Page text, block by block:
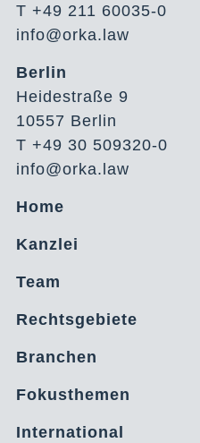
T +49 211 60035-0
info@orka.law
Berlin
Heidestraße 9
10557 Berlin
T +49 30 509320-0
info@orka.law
Home
Kanzlei
Team
Rechtsgebiete
Branchen
Fokusthemen
International